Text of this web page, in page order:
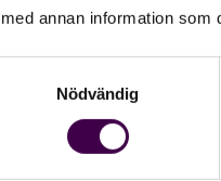
med annan information som
Nödvändig